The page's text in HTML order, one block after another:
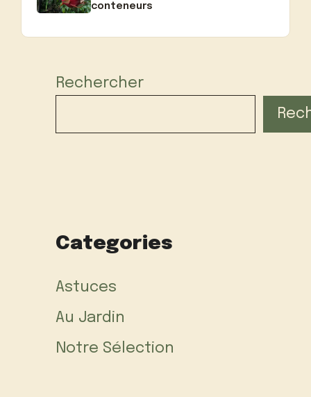
conteneurs
Rechercher
Categories
Astuces
Au Jardin
Notre Sélection